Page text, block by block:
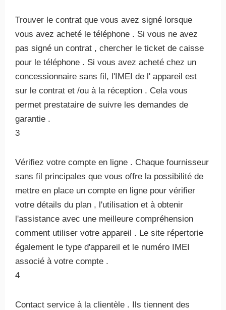
Trouver le contrat que vous avez signé lorsque
vous avez acheté le téléphone . Si vous ne avez
pas signé un contrat , chercher le ticket de caisse
pour le téléphone . Si vous avez acheté chez un
concessionnaire sans fil, l'IMEI de l' appareil est
sur ​​le contrat et /ou à la réception . Cela vous
permet prestataire de suivre les demandes de
garantie .
3
Vérifiez votre compte en ligne . Chaque fournisseur
sans fil principales que vous offre la possibilité de
mettre en place un compte en ligne pour vérifier
votre détails du plan , l'utilisation et à obtenir
l'assistance avec une meilleure compréhension
comment utiliser votre appareil . Le site répertorie
également le type d'appareil et le numéro IMEI
associé à votre compte .
4
Contact service à la clientèle . Ils tiennent des